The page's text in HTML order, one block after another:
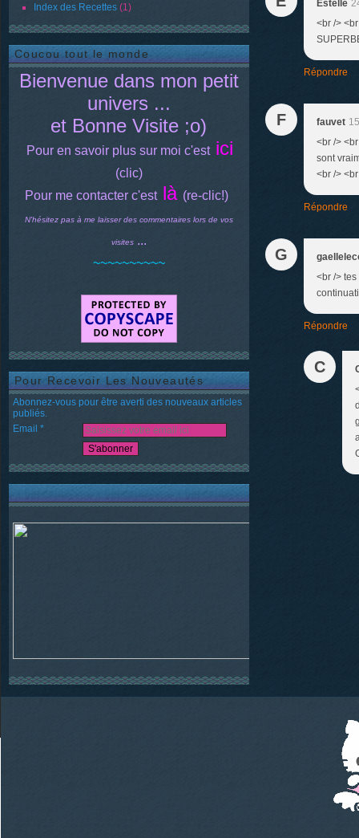
Index des Recettes (1)
Coucou tout le monde
Bienvenue dans mon petit
univers ...
et Bonne Visite ;o)
Pour en savoir plus sur moi c'est ici
(clic)
Pour me contacter c'est là (re-clic!)
N'hésitez pas à me laisser des commentaires lors de vos
visites ...
~~~~~~~~~~
Pour Recevoir Les Nouveautés
Abonnez-vous pour être averti des nouveaux articles
publiés.
Email
Estelle
<br />
Répondre
F fauvet
<br />
sont
<br />
Répondre
G
<br />
Répondre
C